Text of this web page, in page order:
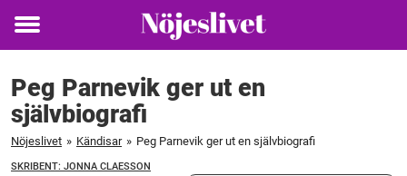
Toggle
Peg Parnevik ger ut en
självbiografi
Nöjeslivet » Kändisar » Peg Parnevik ger ut en självbiografi
SKRIBENT: JONNA CLAESSON